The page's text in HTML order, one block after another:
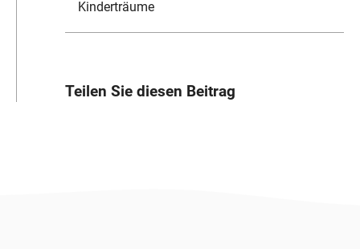
Kinderträume
Teilen Sie diesen Beitrag